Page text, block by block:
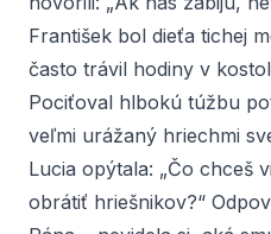
František bol dieťa tichej
často trávil hodiny v
Pociťoval hlbokú túžbu
veľmi urážaný hriechmi
Lucia opýtala: „Čo chceš
obrátiť hriešnikov?“